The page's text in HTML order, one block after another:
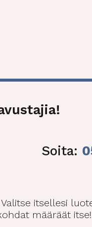
Soita:
itsellesi
määräät itse!